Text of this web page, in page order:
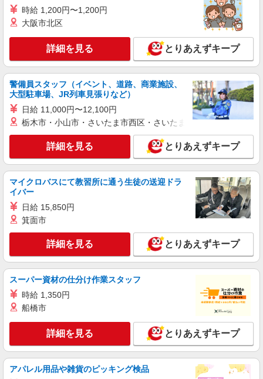
月給210000円〜310000円（経験・能力によ
る） ※固定残業代:14500円〜14500円（10時間相
当） ＊時間外手当は時間外労働の有無にかかわら
ず、固定残業代として支給し、相当時間を超える
時間外労働分は法定どおり追加で支給します。 ※
試用期間なし ※残業代支給 ★交通費別途支給（規
定あり） ゜+゜・。○。・゜+゜・。○。・゜+゜
入社祝い金10万円支給(規定有) お友達を紹介頂く
と, インセンティブ支給(規定有) ゜・。○。・゜
キープ 詳細を見る
派遣社員
株式会社シエロ
【au】の携帯販売スタッフ
時給1200円〜 ※残業代支給 ★交通費別途支給
（規定あり） ゜+゜・。○。・゜+゜・。○。・゜
+゜ 入社祝い金10万円支給(規定有) お友達を紹介
頂くと, インセンティブ支給(規定有) ★月2回払
い・週払い可能（規程有）★ ゜・。○。・゜
+゜・。○。・゜+゜
島根県松江市のsoftbankショップ
キープ 詳細を見る
派遣社員
株式会社シエロ
時給1400円〜 ※残業代支給 ★交通費別途支給
（規定あり） ゜+゜・。○。・゜+゜・。○。・゜
頂くと, インセンティブ支給(規定有) ★月2回払
い・週払い可能（規程有）★ ゜・。○。・゜
島根県松江市のdocomoショップ
キープ 詳細を見る
紹介予定派遣
株式会社シエロ
【ソフトバンク】の店舗スタッフ
時給1400円〜 ※残業代支給 ★交通費別途支給
（規定あり） ゜+゜・。○。・゜+゜・。○。・゜
時給 1,200円〜1,200円
大阪市北区
詳細を見る とりあえずキープ
警備員スタッフ（イベント、道路、商業施設、
大型駐車場、JR列車見張りなど）
日給 11,000円〜12,100円
栃木市・小山市・さいたま市西区・さいたま市岩槻区・久喜市・
詳細を見る とりあえずキープ
マイクロバスにて教習所に通う生徒の送迎ドラ
イバー
日給 15,850円
箕面市
詳細を見る とりあえずキープ
スーパー資材の仕分け作業スタッフ
時給 1,350円
船橋市
詳細を見る とりあえずキープ
アパレル用品や雑貨のピッキング検品